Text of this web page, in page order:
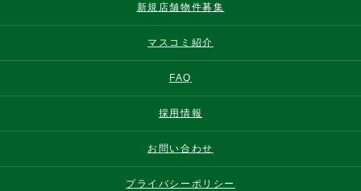
新規店舗物件募集
マスコミ紹介
FAQ
採用情報
お問い合わせ
プライバシーポリシー